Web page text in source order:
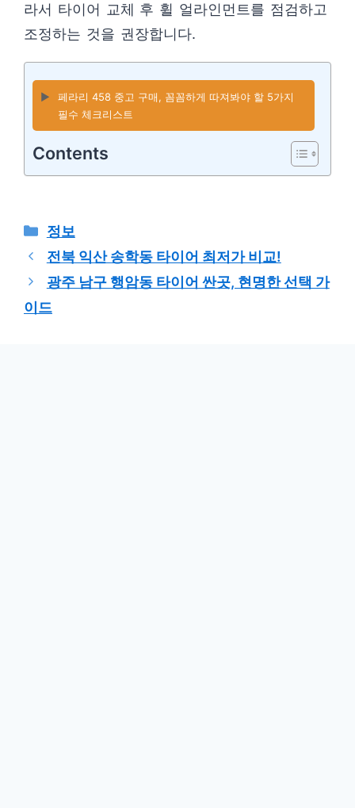
라서 타이어 교체 후 휠 얼라인먼트를 점검하고
조정하는 것을 권장합니다.
▶️
페라리 458 중고 구매, 꼼꼼하게 따져봐야 할 5가지
필수 체크리스트
Contents
카
테
고
리
정보
전북 익산 송학동 타이어 최저가 비교!
광주 남구 행암동 타이어 싼곳, 현명한 선택 가
이드